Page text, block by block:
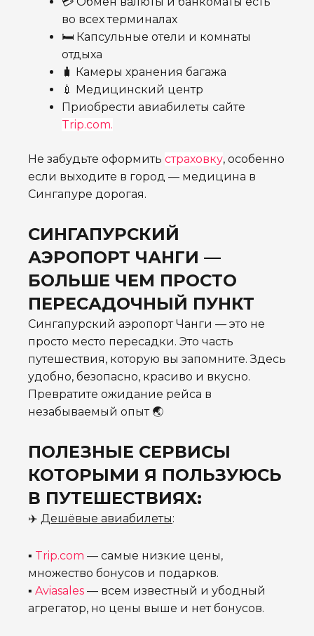
во всех терминалах
🛏️ Капсульные отели и комнаты
отдыха
🧳 Камеры хранения багажа
💉 Медицинский центр
Приобрести авиабилеты сайте
Trip.com.
Не забудьте оформить страховку, особенно
если выходите в город — медицина в
Сингапуре дорогая.
СИНГАПУРСКИЙ
АЭРОПОРТ ЧАНГИ —
БОЛЬШЕ ЧЕМ ПРОСТО
ПЕРЕСАДОЧНЫЙ ПУНКТ
Сингапурский аэропорт Чанги — это не
просто место пересадки. Это часть
путешествия, которую вы запомните. Здесь
удобно, безопасно, красиво и вкусно.
Превратите ожидание рейса в
незабываемый опыт 🌏
ПОЛЕЗНЫЕ СЕРВИСЫ
КОТОРЫМИ Я ПОЛЬЗУЮСЬ
В ПУТЕШЕСТВИЯХ:
✈️ Дешёвые авиабилеты:
▪ Trip.com — самые низкие цены,
множество бонусов и подарков.
▪ Aviasales — всем известный и убодный
агрегатор, но цены выше и нет бонусов.